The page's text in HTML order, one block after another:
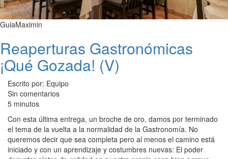
GuiaMaximin
Reaperturas Gastronómicas
¡Qué Gozada! (V)
Escrito por: Equipo
Sin comentarios
5 minutos
Con esta última entrega, un broche de oro, damos por terminado
el tema de la vuelta a la normalidad de la Gastronomía. No
queremos decir que sea completa pero al menos el camino está
iniciado y con un aprendizaje y costumbres nuevas: El poder